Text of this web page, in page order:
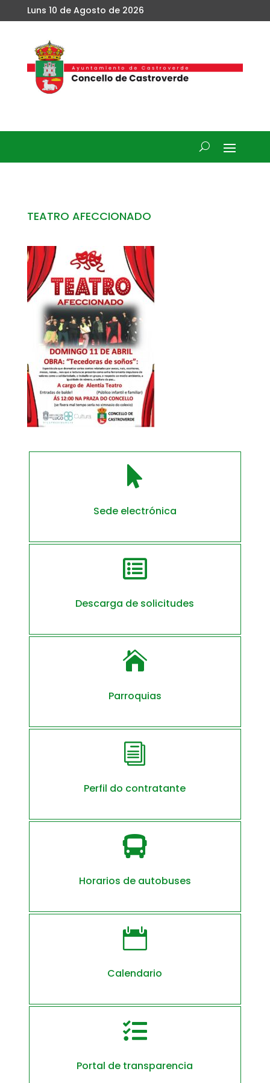
Luns 10 de Agosto de 2026
TEATRO AFECCIONADO

Sede electrónica

Descarga de solicitudes

Parroquias
i
Perfil do contratante

Horarios de autobuses

Calendario

Portal de transparencia